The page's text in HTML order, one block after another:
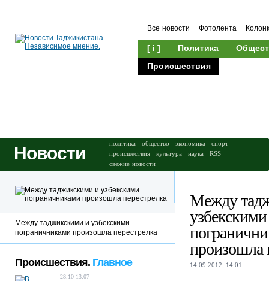
Все новости Фотолента
[ i ] Политика
Происшествия
Новости политика общество экономика
спорт
происшествия
культура наука
RSS
свежие новости
Между
узбекскими
произошла
14.09.2012, 14:01
Между таджикскими и узбекскими
пограничниками произошла перестрелка
Происшествия. Главное
28.10 13:07